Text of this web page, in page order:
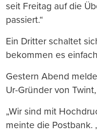
seit Freitag auf die
passiert.“
Ein Dritter schaltet
bekommen es
Gestern Abend
Ur-Gründer von
„Wir sind mit
meinte die Postbank.